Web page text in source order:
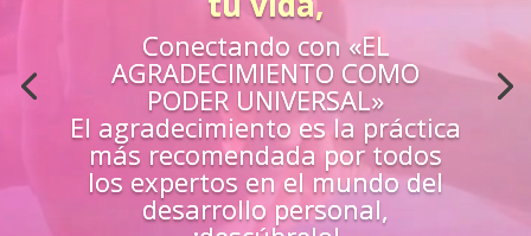
preparado para los retos de la
vida?
Aprende«EN VIVO» de los mejores
guías y
maestros y superarte en todas las
áreas de tu vida